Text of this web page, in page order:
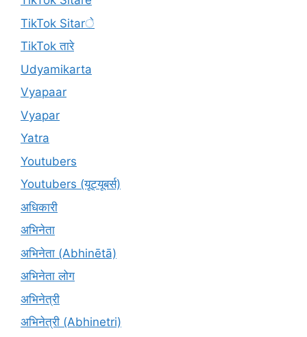
TikTok Sitarे
TikTok तारे
Udyamikarta
Vyapaar
Vyapar
Yatra
Youtubers
Youtubers (यूट्यूबर्स)
अधिकारी
अभिनेता
अभिनेता (Abhinētā)
अभिनेता लोग
अभिनेत्री
अभिनेत्री (Abhinetri)